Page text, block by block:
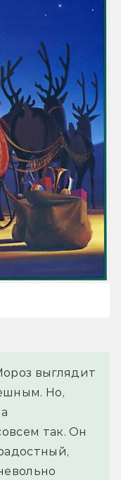
выглядит
Но,
так. Он